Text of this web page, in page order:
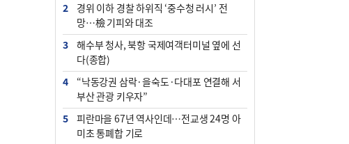
2
경위 이하 경찰 하위직 ‘중수청 러시’ 전
망…檢 기피와 대조
3
해수부 청사, 북항 국제여객터미널 옆에 선
다(종합)
4
“낙동강권 삼락·을숙도·다대포 연결해 서
부산 관광 키우자”
5
피란마을 67년 역사인데…전교생 24명 아
미초 통폐합 기로